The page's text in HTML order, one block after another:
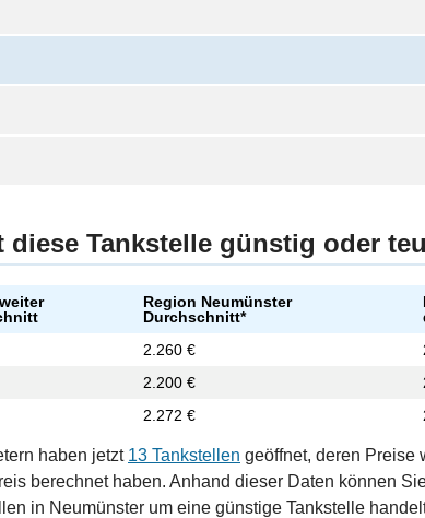
diese Tankstelle günstig oder
Region Neumünster
Durchschnitt*
2.260 €
2.200 €
2.272 €
haben jetzt 13 Tankstellen geöffnet, deren Preise
berechnet haben. Anhand dieser Daten können
in Neumünster um eine günstige Tankstelle